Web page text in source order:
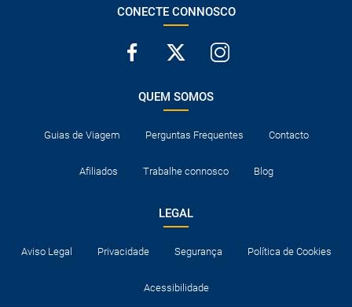
CONECTE CONNOSCO
QUEM SOMOS
Guias de Viagem Perguntas Frequentes Contacto
Afiliados Trabalhe connosco Blog
LEGAL
Aviso Legal Privacidade Segurança Política de Cookies
Acessibilidade